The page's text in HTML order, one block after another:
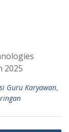
2025
Guru Karyawan,